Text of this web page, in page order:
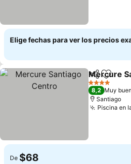
Elige fechas para ver los precios
Compartir
Mercure
4 Estrellas
8,2 Muy
Santiago
Piscina en
De $68